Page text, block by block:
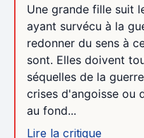
Une grande fille suit
ayant survécu à la
redonner du sens à
sont. Elles doivent
séquelles de la
crises d'angoisse ou
au fond...
Lire la critique